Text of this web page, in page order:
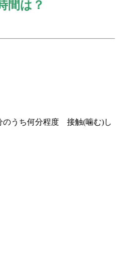
間は？
のうち何分程度 接触(噛む)し